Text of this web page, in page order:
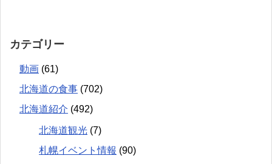
カテゴリー
動画 (61)
北海道の食事 (702)
北海道紹介 (492)
北海道観光 (7)
札幌イベント情報 (90)